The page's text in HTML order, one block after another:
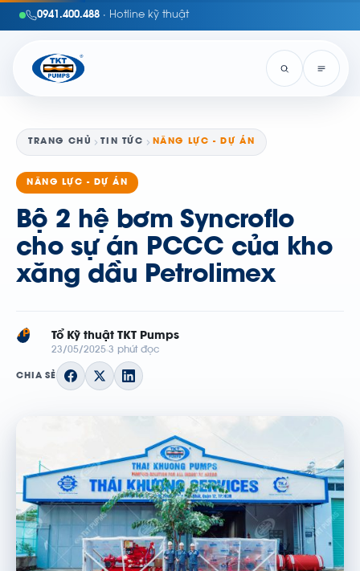
0941.400.488 · Hotline kỹ thuật
TRANG CHỦ TIN TỨC NĂNG LỰC - DỰ ÁN
NĂNG LỰC - DỰ ÁN
Bộ 2 hệ bơm Syncroflo
cho sự án PCCC của kho
xăng dầu Petrolimex
TP Tổ Kỹ thuật TKT Pumps
23/05/2025 3 phút đọc
CHIA SẺ